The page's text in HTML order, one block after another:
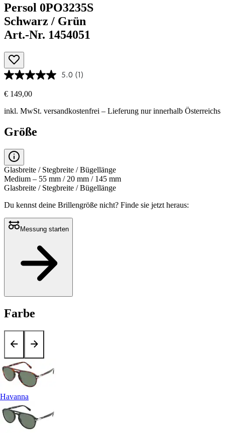
Persol 0PO3235S
Schwarz / Grün
Art.-Nr. 1454051
5.0 (1)
€ 149,00
inkl. MwSt. versandkostenfrei – Lieferung nur innerhalb Österreichs
Größe
Glasbreite / Stegbreite / Bügellänge
Medium – 55 mm / 20 mm / 145 mm
Glasbreite / Stegbreite / Bügellänge
Du kennst deine Brillengröße nicht? Finde sie jetzt heraus:
Messung starten
Farbe
Havanna